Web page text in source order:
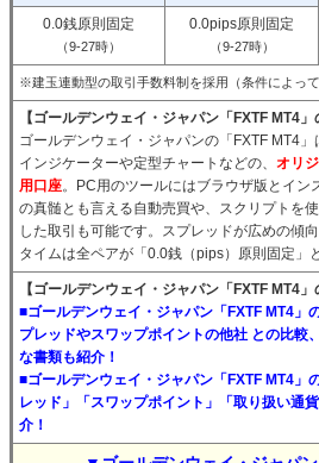
0.0銭原則固定
（9-27時）
0.0pips原則固定
（9-27時）
※建玉連動型の取引手数料制を採用（条件によって
【ゴールデンウェイ・ジャパン「FXTF MT4」
ゴールデンウェイ・ジャパンの「FXTF MT4
インジケーターや定型チャートなどの、 オリ
用口座。PC用のツールにはブラウザ版とイン
の真髄とも言える自動売買や、スクリプトを
した取引も可能です。スプレッドが広めの傾
タイムは全ペアが「0.0銭（pips）原則固定」
【ゴールデンウェイ・ジャパン「FXTF MT4」
■ゴールデンウェイ・ジャパン「FXTF MT4」
プレッドやスワップポイントの他社 との比較
な書類も紹介！
■ゴールデンウェイ・ジャパン「FXTF MT4」
レッド」「スワップポイント」「取り扱い通
介！